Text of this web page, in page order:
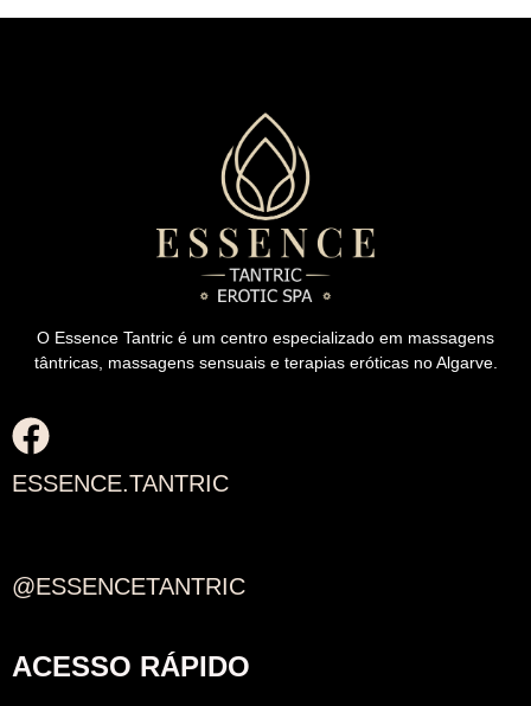
O Essence Tantric é um centro especializado em massagens
tântricas, massagens sensuais e terapias eróticas no Algarve.
ESSENCE.TANTRIC
@ESSENCETANTRIC
ACESSO RÁPIDO